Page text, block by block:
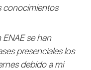
conocimientos
se han
presenciales los
debido a mi